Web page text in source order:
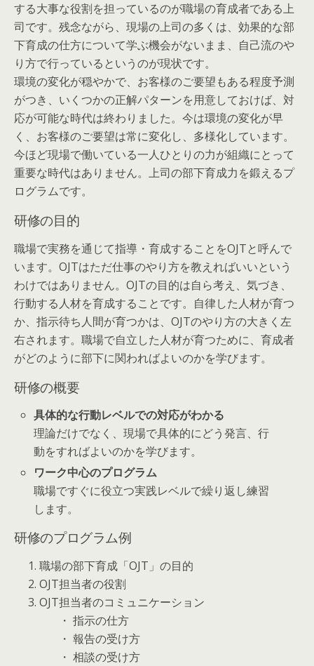
する大事な役割を担っているのが職場の育成者である上
司です。残念ながら、現場の上司の多くは、効果的な部
下育成の仕方について学ぶ機会がないまま、自己流のや
り方で行っているというのが現状です。
環境の変化が穏やかで、お客様のご要望もある程度予測
がつき、いくつかの正解パターンを用意しておけば、対
応が可能な時代は終わりました。今は環境の変化が早
く、お客様のご要望は常に変化し、多様化しています。
今ほど現場で働いている一人ひとりの力が組織にとって
重要な時代はありません。上司の部下育成力を鍛えるプ
ログラムです。
研修の目的
職場で実務を通じて指導・育成することをOJTと呼んで
います。OJTはただ仕事のやり方を教えればいいという
わけではありません。OJTの目的は自ら考え、気づき、
行動する人材を育成することです。自律した人材が育つ
か、指示待ち人間が育つかは、OJTのやり方の大きく左
右されます。職場で自立した人材が育つために、育成者
がどのように部下に関わればよいのかを学びます。
研修の概要
具体的な行動レベルでの対応がわかる
理論だけでなく、現場で具体的にどう発言、行
動をすればよいのかを学びます。
ワーク中心のプログラム
職場ですぐに役立つ実践レベルで繰り返し練習
します。
研修のプログラム例
1. 職場の部下育成「OJT」の目的
2. OJT担当者の役割
3. OJT担当者のコミュニケーション
・ 指示の仕方
・ 報告の受け方
・ 相談の受け方